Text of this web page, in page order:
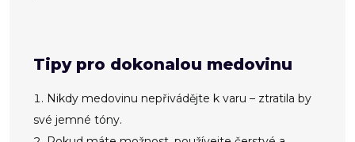
Tipy pro dokonalou medovinu
Nikdy medovinu nepřivádějte k varu – ztratila by
své jemné tóny.